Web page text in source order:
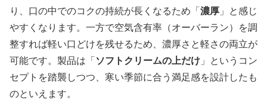
り、口の中でのコクの持続が長くなるため「 濃厚 」と感じ
やすくなります。一方で空気含有率（オーバーラン）を調
整すれば軽い口どけを残せるため、濃厚さと軽さの両立が
可能です。製品は「 ソフトクリームの上だけ 」というコン
セプトを踏襲しつつ、寒い季節に合う満足感を設計したも
のといえます。